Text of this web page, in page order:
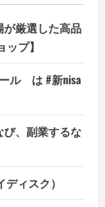
厳選した高品
プ】
ル は #新nisa
び、副業するな
ィスク）